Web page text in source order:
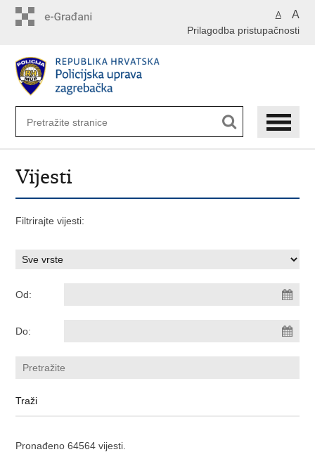
A A
Prilagodba pristupačnosti
Vijesti
Filtrirajte vijesti:
Od:
Do:
Pronađeno 64564 vijesti.